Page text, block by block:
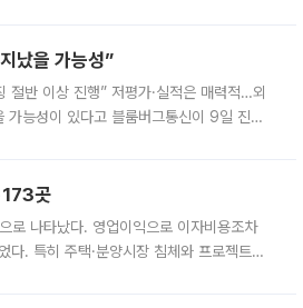
났을 가능성”
반 이상 진행” 저평가·실적은 매력적…외
가능성이 있다고 블룸버그통신이 9일 진단
곳
로 나타났다. 영업이익으로 이자비용조차
. 특히 주택·분양시장 침체와 프로젝트파